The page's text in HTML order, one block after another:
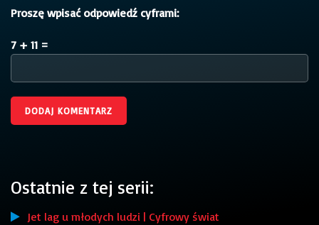
Proszę wpisać odpowiedź cyframi:
7 + 11 =
Ostatnie z tej serii:
Jet lag u młodych ludzi | Cyfrowy świat